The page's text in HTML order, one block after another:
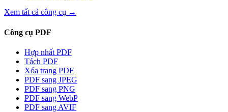
Xem tất cả công cụ →
Công cụ PDF
Hợp nhất PDF
Tách PDF
Xóa trang PDF
PDF sang JPEG
PDF sang PNG
PDF sang WebP
PDF sang AVIF